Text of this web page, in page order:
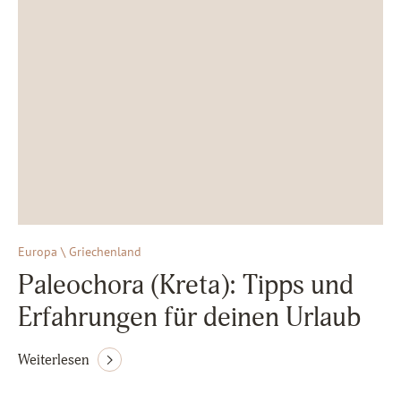
Europa \ Griechenland
Paleochora (Kreta): Tipps und
Erfahrungen für deinen Urlaub
Weiterlesen